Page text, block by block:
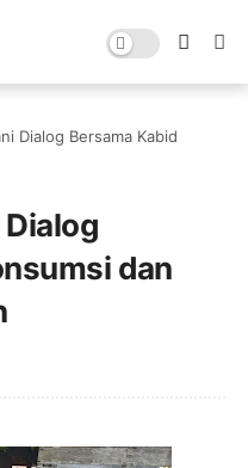
Dialog Bersama Kabid
dan